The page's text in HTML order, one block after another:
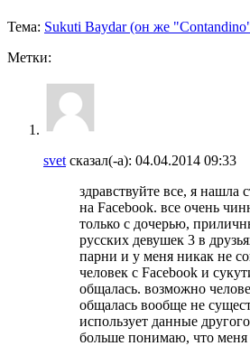
Тема: Sukuti Baydar (он же
Метки:
svet сказал(-а): 04.04.2014 09:33
здравствуйте все, я нашла
на Facebook. все очень
только с дочерью,
русских девушек 3 в
парни и у меня никак не
человек с Facebook и
общалась. возможно
общалась вообще не
использует данные
больше понимаю, что